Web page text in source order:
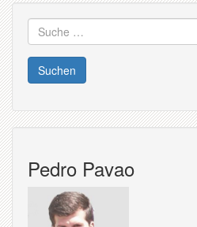
Suche
nach:
Pedro Pavao